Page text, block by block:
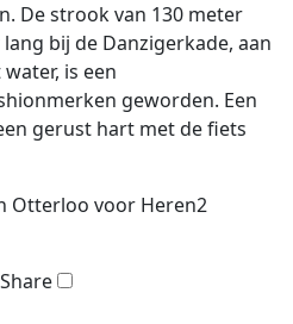
De strook van 130 meter
bij de Danzigerkade, aan
is een
geworden. Een
gerust hart met de fiets
Otterloo voor Heren2
Share